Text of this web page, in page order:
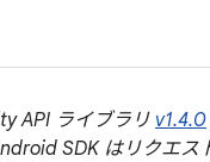
API ライブラリ v1.4.0
SDK はリクエス